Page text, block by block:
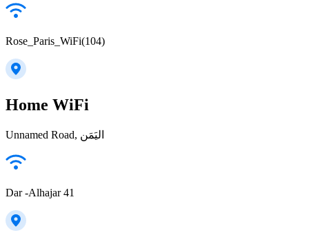
Rose_Paris_WiFi(104)
Home WiFi
Unnamed Road, اليَمَن
Dar -Alhajar 41